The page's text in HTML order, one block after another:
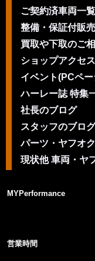
ご契約済車両一
整備・保証付販売
買取や下取のご
ショップアクセス
イベント(PCペー
ハーレー誌 特集
社長のブログ
スタッフのブログ
パーツ・ヤフオ
現状他 車両・ヤ
MYPerformance
営業時間